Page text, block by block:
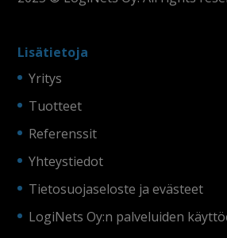
Lisätietoja
Yritys
Tuotteet
Referenssit
Yhteystiedot
Tietosuojaseloste ja evästeet
LogiNets Oy:n palveluiden